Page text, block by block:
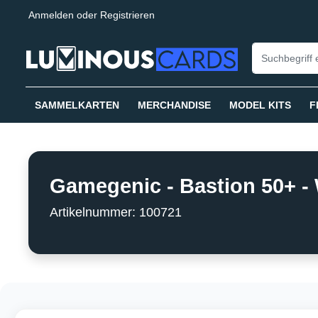
Zur Hauptnavigation springen
Anmelden oder Registrieren
SAMMELKARTEN MERCHANDISE MODEL KITS
Gamegenic - Bastion 50+ -
Artikelnummer: 100721